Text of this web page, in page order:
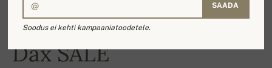
-16%
Dax SALE
SAADA
Soodus ei kehti kampaaniatoodetele.